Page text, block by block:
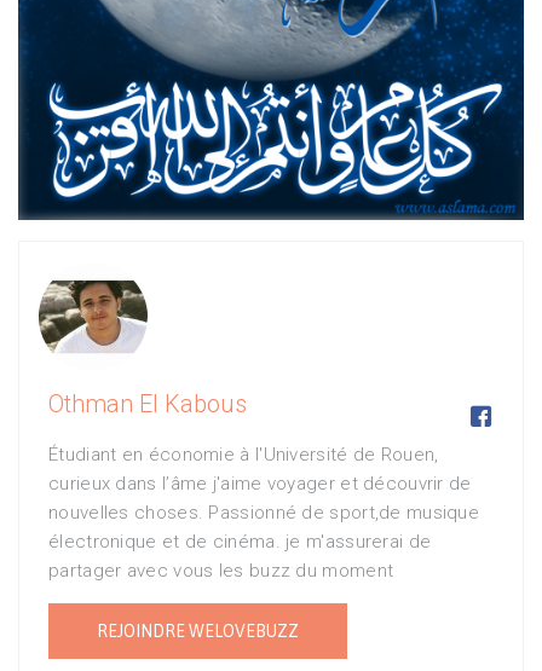
Othman El Kabous 
Étudiant en économie à l'Université de Rouen,
curieux dans l’âme j'aime voyager et découvrir de
nouvelles choses. Passionné de sport,de musique
électronique et de cinéma. je m'assurerai de
partager avec vous les buzz du moment
REJOINDRE WELOVEBUZZ